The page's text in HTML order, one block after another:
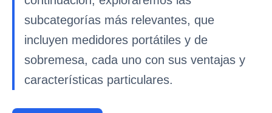
subcategorías más relevantes, que
incluyen medidores portátiles y de
sobremesa, cada uno con sus ventajas y
características particulares.